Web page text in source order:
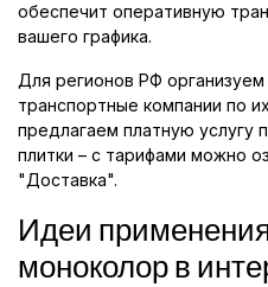
обеспечит оперативную
вашего графика.
Для регионов РФ
транспортные компании по
предлагаем платную услугу
плитки – с тарифами можно
"Доставка".
Идеи
моноколор в